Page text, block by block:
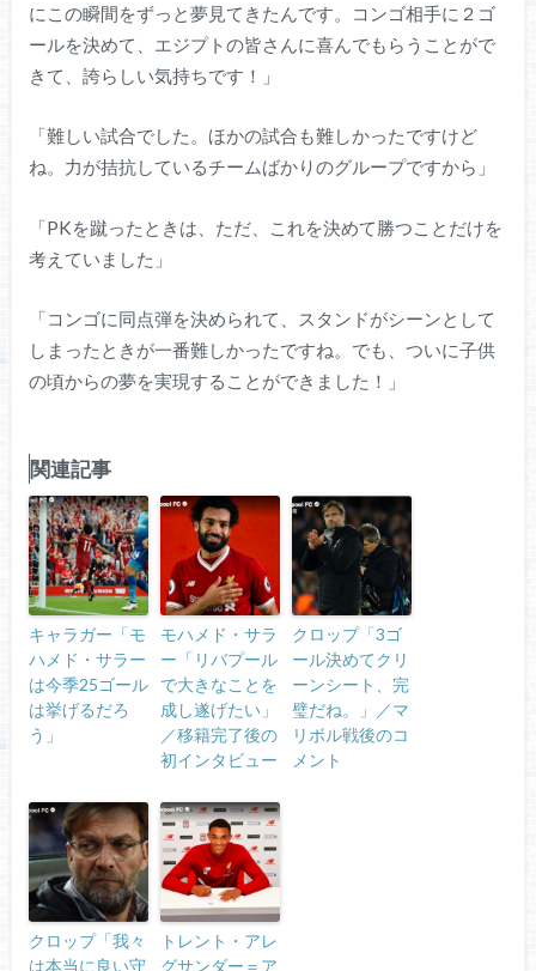
にこの瞬間をずっと夢見てきたんです。コンゴ相手に２ゴ
ールを決めて、エジプトの皆さんに喜んでもらうことがで
きて、誇らしい気持ちです！」
「難しい試合でした。ほかの試合も難しかったですけど
ね。力が拮抗しているチームばかりのグループですから」
「PKを蹴ったときは、ただ、これを決めて勝つことだけを
考えていました」
「コンゴに同点弾を決められて、スタンドがシーンとして
しまったときが一番難しかったですね。でも、ついに子供
の頃からの夢を実現することができました！」
関連記事
キャラガー「モ
ハメド・サラー
は今季25ゴール
は挙げるだろ
う」
モハメド・サラ
ー「リバプール
で大きなことを
成し遂げたい」
／移籍完了後の
初インタビュー
クロップ「3ゴ
ール決めてクリ
ーンシート、完
璧だね。」／マ
リボル戦後のコ
メント
クロップ「我々
は本当に良い守
トレント・アレ
グサンダー＝ア